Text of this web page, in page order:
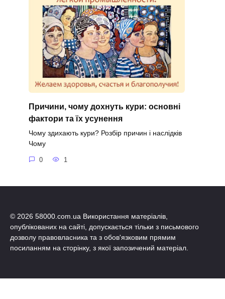
Причини, чому дохнуть кури: основні
фактори та їх усунення
Чому здихають кури? Розбір причин і наслідків
Чому
0 1
© 2026 58000.com.ua Використання матеріалів,
опублікованих на сайті, допускається тільки з письмового
дозволу правовласника та з обов'язковим прямим
посиланням на сторінку, з якої запозичений матеріал.